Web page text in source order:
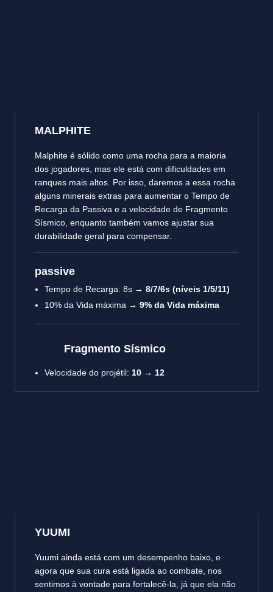
MALPHITE
Malphite é sólido como uma rocha para a maioria
dos jogadores, mas ele está com dificuldades em
ranques mais altos. Por isso, daremos a essa rocha
alguns minerais extras para aumentar o Tempo de
Recarga da Passiva e a velocidade de Fragmento
Sísmico, enquanto também vamos ajustar sua
durabilidade geral para compensar.
passive
Tempo de Recarga: 8s → 8/7/6s (níveis 1/5/11)
10% da Vida máxima → 9% da Vida máxima
Fragmento Sísmico
Velocidade do projétil: 10 → 12
YUUMI
Yuumi ainda está com um desempenho baixo, e
agora que sua cura está ligada ao combate, nos
sentimos à vontade para fortalecê-la, já que ela não